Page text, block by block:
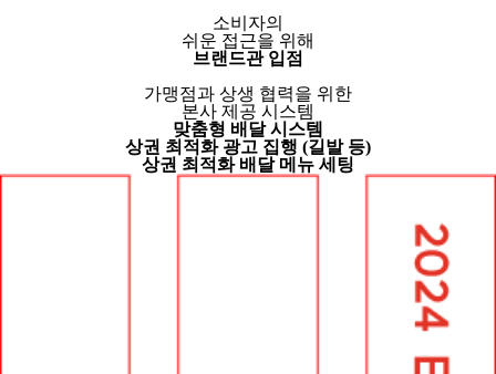
소비자의
쉬운 접근을 위해
브랜드관 입점
가맹점과 상생 협력을 위한
본사 제공 시스템
맞춤형 배달 시스템
상권 최적화 광고 집행 (길발 등)
상권 최적화 배달 메뉴 세팅